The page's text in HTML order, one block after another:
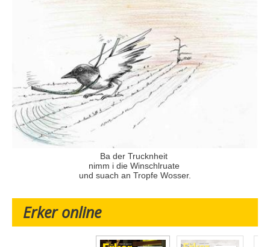
Ba der Trucknheit
nimm i die Winschlruate
und suach an Tropfe Wosser.
Erker online